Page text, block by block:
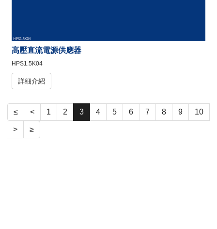
高壓直流電源供應器
HPS1.5K04
詳細介紹
≤ < 1 2 3 4 5 6 7 8 9 10
> ≥